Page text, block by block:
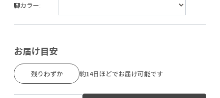
脚カラー:
お届け目安
残りわずか 約14日ほどでお届け可能です